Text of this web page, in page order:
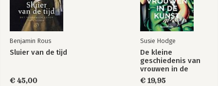
Benjamin Rous
Sluier van de tijd
€ 45,00
Susie Hodge
De kleine
geschiedenis van
vrouwen in de
kunst
€ 19,95